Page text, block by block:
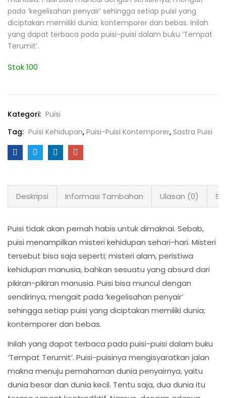
pada ‘kegelisahan penyair’ sehingga setiap puisi yang
diciptakan memiliki dunia; kontemporer dan bebas. Inilah
yang dapat terbaca pada puisi-puisi dalam buku ‘Tempat
Terumit’.
Stok 100
Kategori: Puisi
Tag: Puisi Kehidupan, Puisi-Puisi Kontemporer, Sastra Puisi
Deskripsi Informasi Tambahan Ulasan (0)
Puisi tidak akan pernah habis untuk dimaknai. Sebab,
puisi menampilkan misteri kehidupan sehari-hari. Misteri
tersebut bisa saja seperti; misteri alam, peristiwa
kehidupan manusia, bahkan sesuatu yang absurd dari
pikiran-pikiran manusia. Puisi bisa muncul dengan
sendirinya, mengait pada ‘kegelisahan penyair’
sehingga setiap puisi yang diciptakan memiliki dunia;
kontemporer dan bebas.
Inilah yang dapat terbaca pada puisi-puisi dalam buku
‘Tempat Terumit’. Puisi-puisinya mengisyaratkan jalan
makna menuju pemahaman dunia penyairnya, yaitu
dunia besar dan dunia kecil. Tentu saja, dua dunia itu